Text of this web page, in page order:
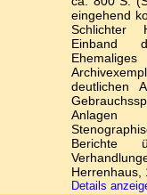
eingehend
Schlichter
Einband
Ehemaliges
deutlichen
Anlagen
Berichte
Herrenhaus,
Details